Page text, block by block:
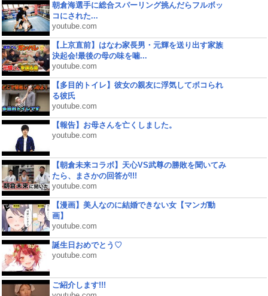
朝倉海選手に総合スパーリング挑んだらフルボッ
コにされた...
youtube.com
【上京直前】はなわ家長男・元輝を送り出す家族
決起会!最後の母の味を噛...
youtube.com
【多目的トイレ】彼女の親友に浮気してボコられ
る彼氏
youtube.com
【報告】お母さんを亡くしました。
youtube.com
【朝倉未来コラボ】天心VS武尊の勝敗を聞いてみ
たら、まさかの回答が!!!
youtube.com
【漫画】美人なのに結婚できない女【マンガ動
画】
youtube.com
誕生日おめでとう♡
youtube.com
ご紹介します!!!